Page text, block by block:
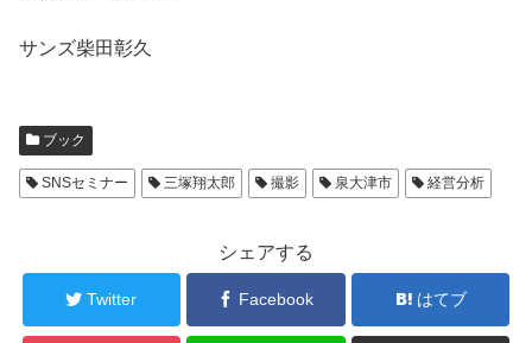
サンズ柴田彰久
ブック
SNSセミナー 三塚翔太郎 撮影 泉大津市 経営分析
シェアする
Twitter Facebook はてブ